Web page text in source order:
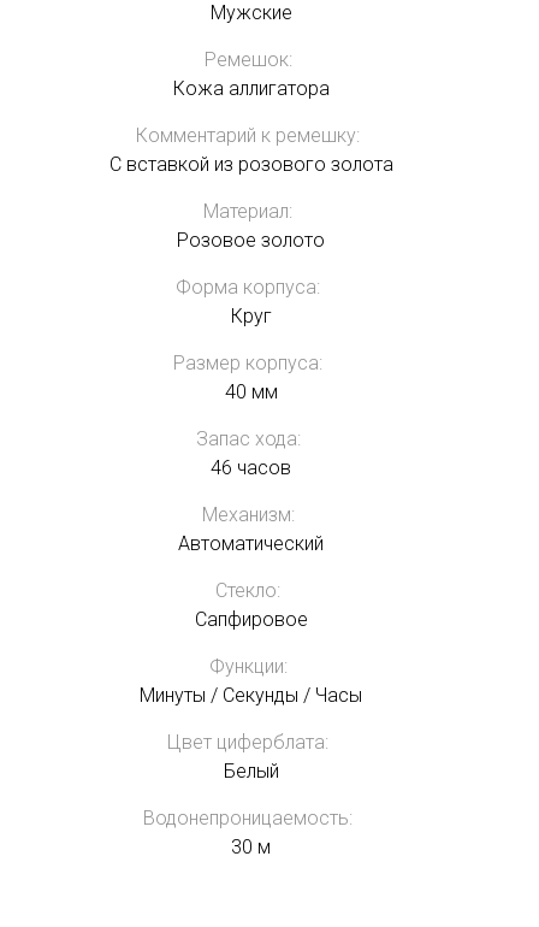
Мужские
Ремешок:
Кожа аллигатора
Комментарий к ремешку:
С вставкой из розового золота
Материал:
Розовое золото
Форма корпуса:
Круг
Размер корпуса:
40 мм
Запас хода:
46 часов
Механизм:
Автоматический
Стекло:
Сапфировое
Функции:
Минуты / Секунды / Часы
Цвет циферблата:
Белый
Водонепроницаемость:
30 м